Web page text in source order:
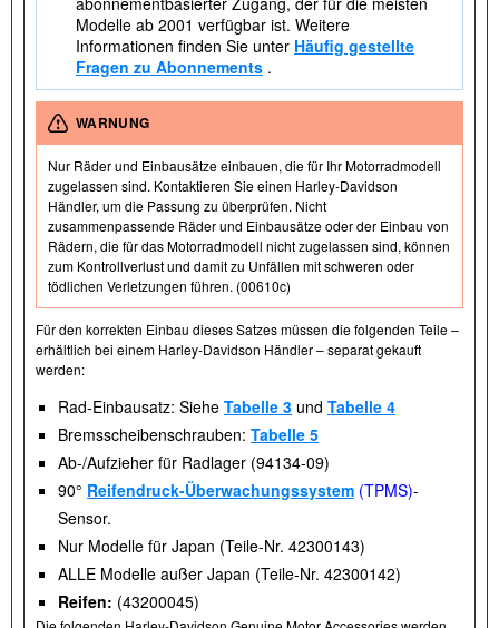
Modelle ab 2001 verfügbar ist. Weitere
Informationen finden Sie unter Häufig gestellte
Fragen zu Abonnements .
WARNUNG
Nur Räder und Einbausätze einbauen, die für Ihr Motorradmodell
zugelassen sind. Kontaktieren Sie einen Harley-Davidson
Händler, um die Passung zu überprüfen. Nicht
zusammenpassende Räder und Einbausätze oder der Einbau von
Rädern, die für das Motorradmodell nicht zugelassen sind, können
zum Kontrollverlust und damit zu Unfällen mit schweren oder
tödlichen Verletzungen führen. (00610c)
Für den korrekten Einbau dieses Satzes müssen die folgenden Teile –
erhältlich bei einem Harley-Davidson Händler – separat gekauft
werden:
Rad-Einbausatz: Siehe Tabelle 3 und Tabelle 4
Bremsscheibenschrauben: Tabelle 5
Ab-/Aufzieher für Radlager (94134-09)
90° Reifendruck-Überwachungssystem (TPMS)-
Sensor.
Nur Modelle für Japan (Teile-Nr. 42300143)
ALLE Modelle außer Japan (Teile-Nr. 42300142)
Reifen: (43200045)